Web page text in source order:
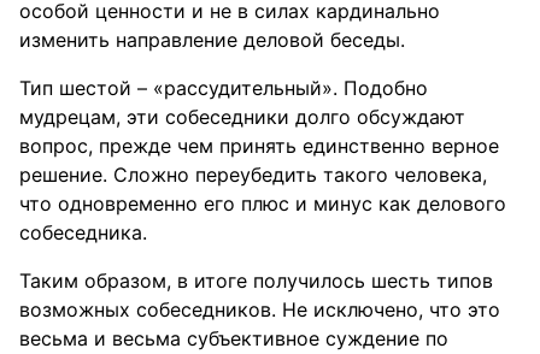
особой ценности и не в силах кардинально
изменить направление деловой беседы.
Тип шестой – «рассудительный». Подобно
мудрецам, эти собеседники долго обсуждают
вопрос, прежде чем принять единственно верное
решение. Сложно переубедить такого человека,
что одновременно его плюс и минус как делового
собеседника.
Таким образом, в итоге получилось шесть типов
возможных собеседников. Не исключено, что это
весьма и весьма субъективное суждение по